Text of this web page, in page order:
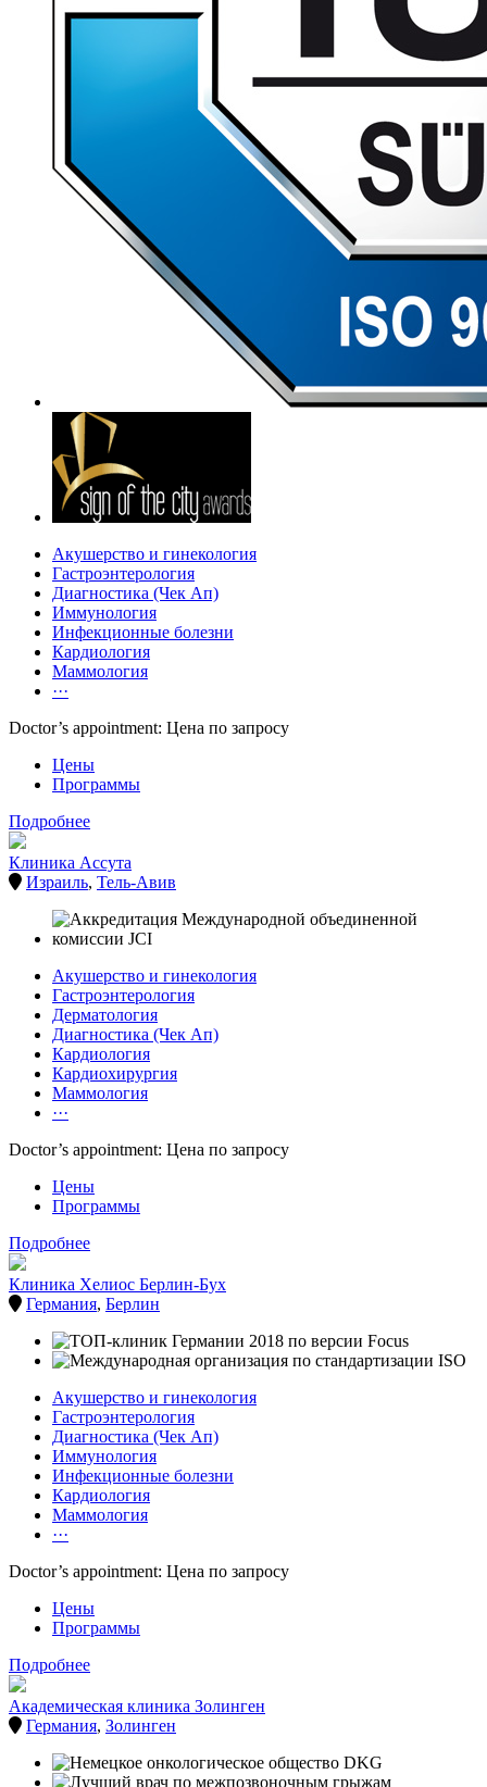
Акушерство и гинекология
Гастроэнтерология
Диагностика (Чек Ап)
Иммунология
Инфекционные болезни
Кардиология
Маммология
···
Doctor’s appointment: Цена по запросу
Цены
Программы
Подробнее
Клиника Ассута
Израиль, Тель-Авив
Акушерство и гинекология
Гастроэнтерология
Дерматология
Диагностика (Чек Ап)
Кардиология
Кардиохирургия
Маммология
···
Doctor’s appointment: Цена по запросу
Цены
Программы
Подробнее
Клиника Хелиос Берлин-Бух
Германия, Берлин
Акушерство и гинекология
Гастроэнтерология
Диагностика (Чек Ап)
Иммунология
Инфекционные болезни
Кардиология
Маммология
···
Doctor’s appointment: Цена по запросу
Цены
Программы
Подробнее
Академическая клиника Золинген
Германия, Золинген